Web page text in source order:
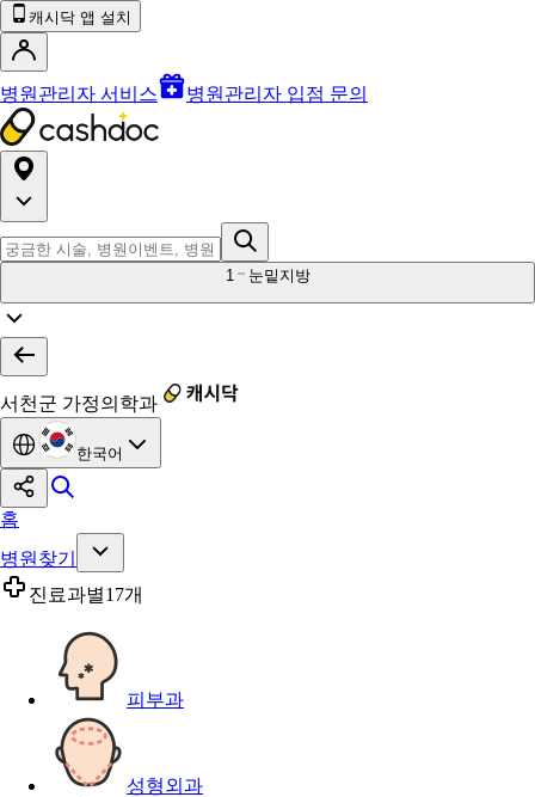
캐시닥 앱 설치
병원관리자 서비스 병원관리자 입점 문의
1 눈밑지방
서천군 가정의학과
한국어
홈
병원찾기
진료과별17개
피부과
성형외과